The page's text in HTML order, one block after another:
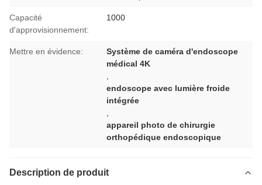
Capacité
d'approvisionnement:
1000
Mettre en évidence:
Système de caméra d'endoscope
médical 4K
endoscope avec lumière froide
intégrée
appareil photo de chirurgie
orthopédique endoscopique
Description de produit